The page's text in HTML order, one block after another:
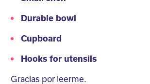
Durable bowl
Cupboard
Hooks for utensils
Gracias por leerme.